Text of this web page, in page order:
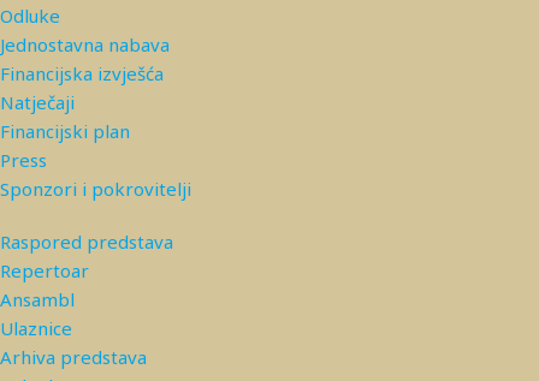
Odluke
Jednostavna nabava
Financijska izvješća
Natječaji
Financijski plan
Press
Sponzori i pokrovitelji
Raspored predstava
Repertoar
Ansambl
Ulaznice
Arhiva predstava